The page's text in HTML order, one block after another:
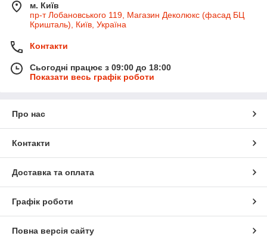
м. Київ
пр-т Лобановського 119, Магазин Деколюкс (фасад БЦ
Кришталь), Київ, Україна
Контакти
Сьогодні працює з 09:00 до 18:00
Показати весь графік роботи
Про нас
Контакти
Доставка та оплата
Графік роботи
Повна версія сайту